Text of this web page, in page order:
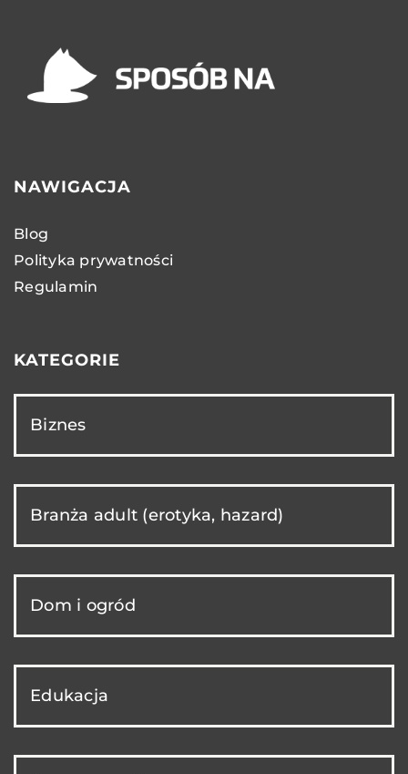
NAWIGACJA
Blog
Polityka prywatności
Regulamin
KATEGORIE
Biznes
Branża adult (erotyka, hazard)
Dom i ogród
Edukacja